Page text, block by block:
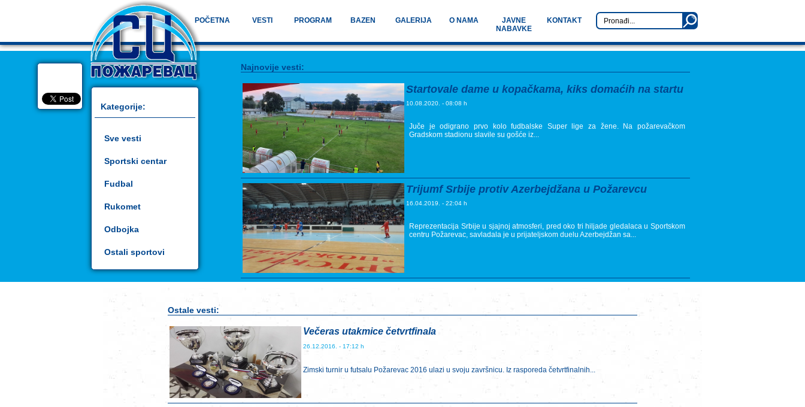
POČETNA VESTI PROGRAM BAZEN GALERIJA O NAMA
JAVNE
NABAVKE
KONTAKT
Kategorije:
Sve vesti
Sportski centar
Fudbal
Rukomet
Odbojka
Ostali sportovi
Najnovije vesti:
Startovale dame u kopačkama, kiks domaćih na startu
10.08.2020. - 08:08 h
Juče je odigrano prvo kolo fudbalske Super lige za žene. Na požarevačkom
Gradskom stadionu slavile su gošće iz...
Trijumf Srbije protiv Azerbejdžana u Požarevcu
16.04.2019. - 22:04 h
Reprezentacija Srbije u sjajnoj atmosferi, pred oko tri hiljade gledalaca u Sportskom
centru Požarevac, savladala je u prijateljskom duelu Azerbejdžan sa...
Ostale vesti:
Večeras utakmice četvrtfinala
26.12.2016. - 17:12 h
Zimski turnir u futsalu Požarevac 2016 ulazi u svoju završnicu. Iz rasporeda četvrtfinalnih...